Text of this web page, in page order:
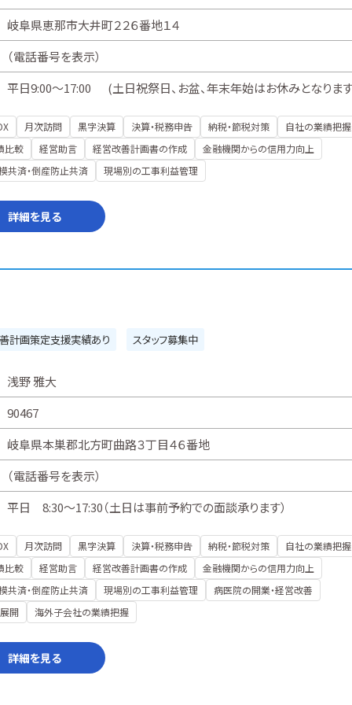
岐阜県恵那市大井町２２６番地１４
（電話番号を表示）
平日9:00～17:00 (土日祝祭日、お盆、年末年始はお休みとなりま
月次訪問 黒字決算 決算・税務申告 納税・節税対策
自社の業績把握
比較
経営助言 経営改善計画書の作成
金融機関からの信用力向上
共済・倒産防止共済
現場別の工事利益管理
詳細を見る
計画策定支援実績あり スタッフ募集中
浅野 雅大
90467
岐阜県本巣郡北方町曲路３丁目４６番地
（電話番号を表示）
平日 8:30～17:30（土日は事前予約での面談承ります）
月次訪問 黒字決算 決算・税務申告 納税・節税対策
自社の業績把握
比較
経営助言 経営改善計画書の作成
金融機関からの信用力向上
共済・倒産防止共済
現場別の工事利益管理
病医院の開業・経営改善
開
海外子会社の業績把握
詳細を見る